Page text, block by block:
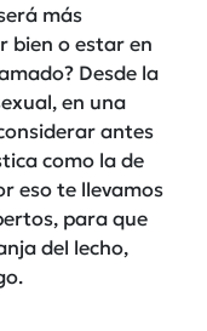
más
bien o estar en
Desde la
en una
antes
como la de
eso te llevamos
para que
del lecho,